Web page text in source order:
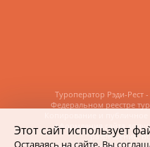
Туроператор Рэди-Рест
Федеральном реестре
оформления сайта
разрешения.
Этот сайт использует
Оставаясь на сайте, Вы